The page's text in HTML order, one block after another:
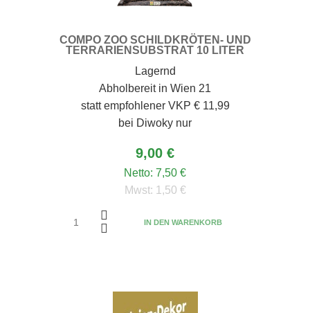
COMPO ZOO SCHILDKRÖTEN- UND
TERRARIENSUBSTRAT 10 LITER
Lagernd
Abholbereit in Wien 21
statt empfohlener VKP € 11,99
bei Diwoky nur
9,00 €
Netto: 7,50 €
Mwst: 1,50 €
IN DEN WARENKORB